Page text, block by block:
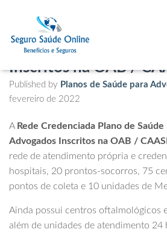
Rede Credenciada
NotreDame para
Inscritos na OAB /
Published by Planos de Saúde para
fevereiro de 2022
A Rede Credenciada Plano de
Advogados Inscritos na OAB /
rede de atendimento própria e
hospitais, 20 prontos-socorros, 75
pontos de coleta e 10 unidades de
Ainda possui centros oftalmológicos
além de unidades de atendimento 24